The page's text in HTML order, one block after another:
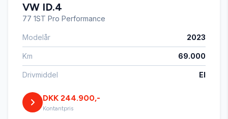
El-klapbare sidespejle med varme
El-ruder x4
Fuld LED forlygter
Kørecomputer
VW ID.4
77 1ST Pro Performance
Modelår 2023
Km 69.000
Drivmiddel El
DKK 244.900,-
Kontantpris